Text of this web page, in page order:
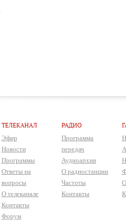
ТЕЛЕКАНАЛ
Эфир
Новости
Программы
Ответы на
вопросы
О телеканале
Контакты
Форум
РАДИО
Программа
передач
Аудиоархив
О радиостанции
Частоты
Контакты